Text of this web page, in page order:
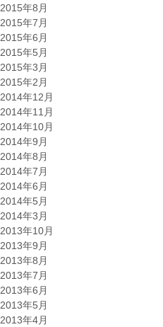
2015年8月
2015年7月
2015年6月
2015年5月
2015年3月
2015年2月
2014年12月
2014年11月
2014年10月
2014年9月
2014年8月
2014年7月
2014年6月
2014年5月
2014年3月
2013年10月
2013年9月
2013年8月
2013年7月
2013年6月
2013年5月
2013年4月